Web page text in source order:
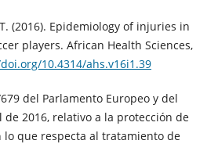
(2016). Epidemiology of injuries in
players. African Health Sciences,
10.4314/ahs.v16i1.39
del Parlamento Europeo y del
de 2016, relativo a la protección de
lo que respecta al tratamiento de